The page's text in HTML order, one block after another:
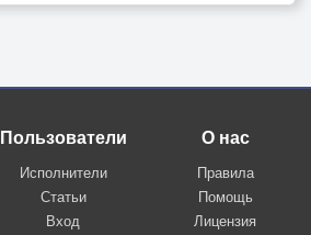
Пользователи
Исполнители
Статьи
Вход
О нас
Правила
Помощь
Лицензия